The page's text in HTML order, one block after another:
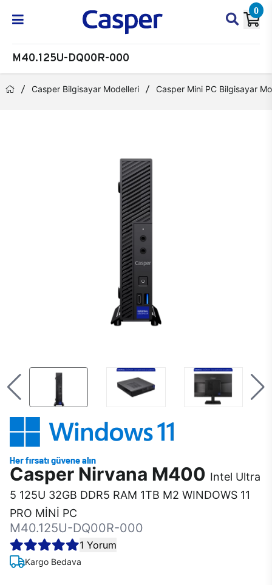
0
M40.125U-DQ00R-000
Casper Bilgisayar Modelleri Casper Mini PC Bilgisayar
Casper Nirvana M400 Intel Ultra
5 125U 32GB DDR5 RAM 1TB M2 WINDOWS 11
PRO MİNİ PC
M40.125U-DQ00R-000
1 Yorum
Kargo Bedava